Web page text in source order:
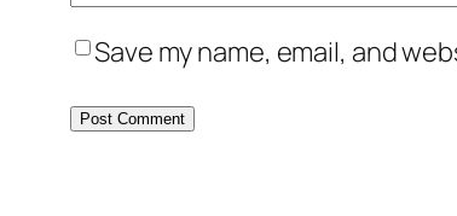
Save my name, email, and